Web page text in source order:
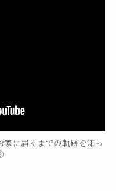
に届くまでの軌跡を知っ